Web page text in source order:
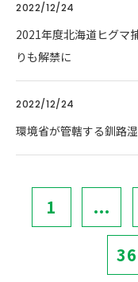
2022/12/24
2021年度北海道ヒグマ
りも解禁に
2022/12/24
環境省が管轄する釧路
1 ...
36